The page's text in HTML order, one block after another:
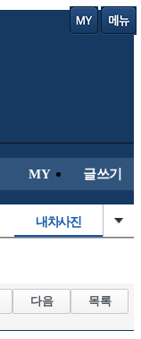
MY 글쓰기
내차사진
군사/무기
다음 목록